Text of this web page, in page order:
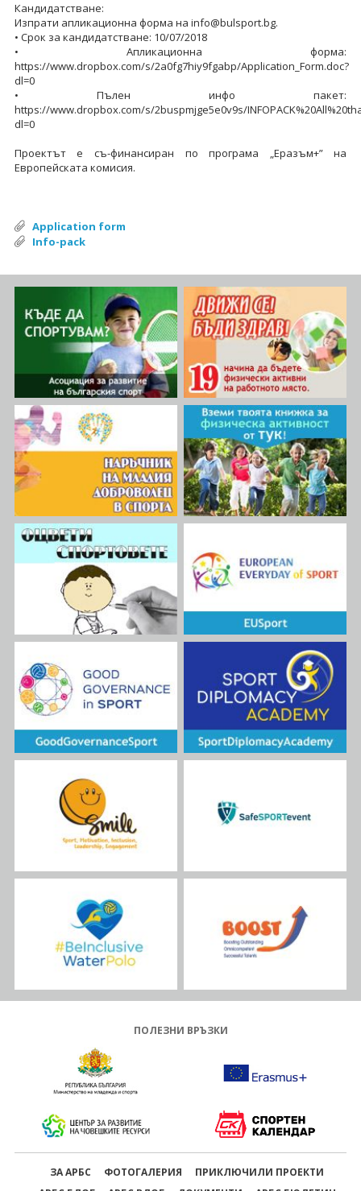
Кандидатстване:
Изпрати апликационна форма на info@bulsport.bg.
• Срок за кандидатстване: 10/07/2018
• Апликационна форма:
https://www.dropbox.com/s/2a0fg7hiy9fgabp/Application_Form.doc?
dl=0
• Пълен инфо пакет:
https://www.dropbox.com/s/2buspmjge5e0v9s/
dl=0
Проектът е съ-финансиран по програма „Еразъм+” на
Европейската комисия.
Application form
Info-pack
ПОЛЕЗНИ ВРЪЗКИ
ЗА АРБС ФОТОГАЛЕРИЯ
ПРИКЛЮЧИЛИ ПРОЕКТИ